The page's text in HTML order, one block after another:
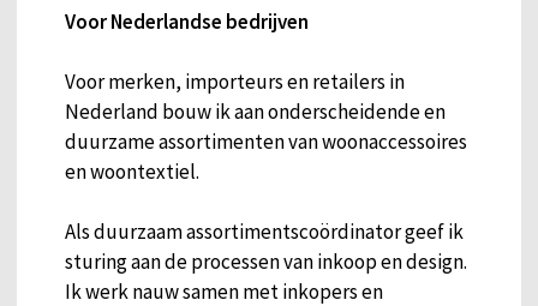
Voor Nederlandse bedrijven
Voor merken, importeurs en retailers in
Nederland bouw ik aan onderscheidende en
duurzame assortimenten van woonaccessoires
en woontextiel.
Als duurzaam assortimentscoördinator geef ik
sturing aan de processen van inkoop en design.
Ik werk nauw samen met inkopers en